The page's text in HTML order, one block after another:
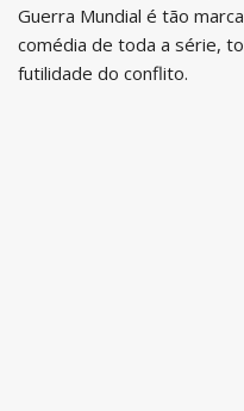
Guerra Mundial é tão
comédia de toda a série,
futilidade do conflito.